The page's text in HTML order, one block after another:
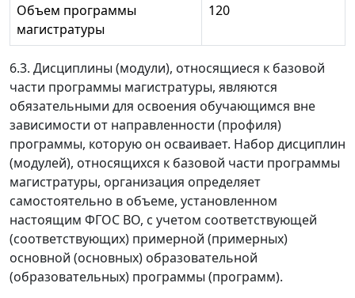
Объем программы
магистратуры
120
6.3. Дисциплины (модули), относящиеся к базовой
части программы магистратуры, являются
обязательными для освоения обучающимся вне
зависимости от направленности (профиля)
программы, которую он осваивает. Набор дисциплин
(модулей), относящихся к базовой части программы
магистратуры, организация определяет
самостоятельно в объеме, установленном
настоящим ФГОС ВО, с учетом соответствующей
(соответствующих) примерной (примерных)
основной (основных) образовательной
(образовательных) программы (программ).